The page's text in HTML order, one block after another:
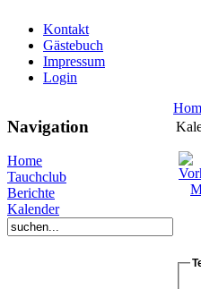
Kontakt
Gästebuch
Impressum
Login
Navigation
Home
Tauchclub
Berichte
Kalender